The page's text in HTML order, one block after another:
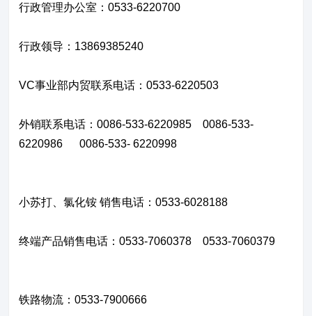
行政管理办公室：0533-6220700
行政领导：13869385240
VC事业部内贸联系电话： 0533-6220503
外销联系电话： 0086-533-6220985 0086-533-
6220986
0086-533- 6220998
小苏打、氯化铵 销售电话： 0533-6028188
终端产品销售电话：0533-7060378 0533-7060379
铁路物流：0533-7900666
关于鲁维 分公司